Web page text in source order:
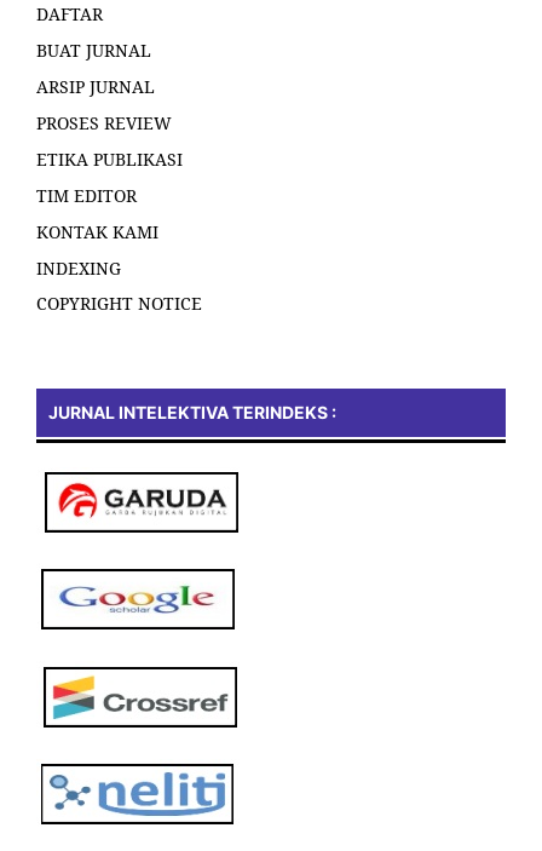
DAFTAR
BUAT JURNAL
ARSIP JURNAL
PROSES REVIEW
ETIKA PUBLIKASI
TIM EDITOR
KONTAK KAMI
INDEXING
COPYRIGHT NOTICE
JURNAL INTELEKTIVA TERINDEKS :